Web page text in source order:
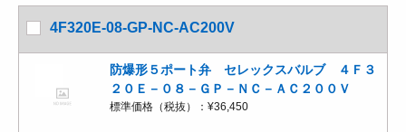
4F320E-08-GP-NC-AC200V
防爆形５ポート弁 セレックスバルブ ４Ｆ３
２０Ｅ－０８－ＧＰ－ＮＣ－ＡＣ２００Ｖ
標準価格（税抜）： ¥36,450